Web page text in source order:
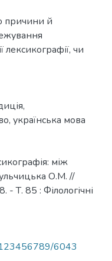
причини й
лексикографії, чи
,
, українська мова
між
О.М. //
Т. 85 : Філологічні
123456789/6043